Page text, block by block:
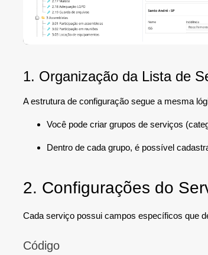
1. Organização da Lista de
A estrutura de configuração segue a mesma
Você pode criar grupos de serviços
Dentro de cada grupo, é possível
2. Configurações do
Cada serviço possui campos específicos que
Código